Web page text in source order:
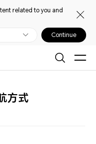
related to you and
Continue
方式